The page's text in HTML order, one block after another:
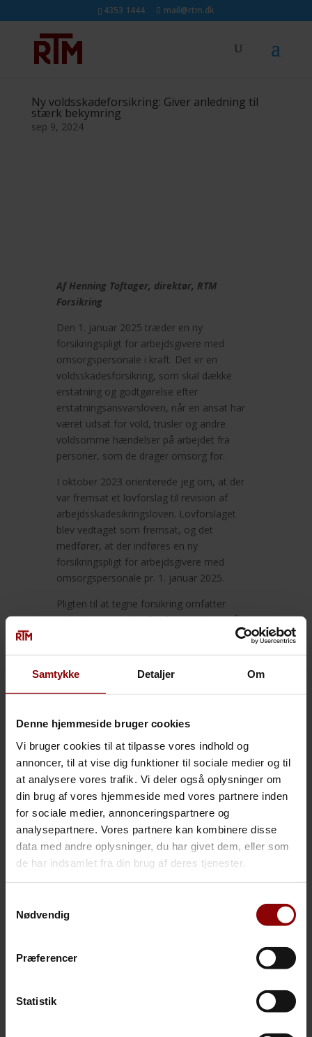
Samtykke Detaljer Om
Denne hjemmeside bruger cookies
Vi bruger cookies til at tilpasse vores indhold og
annoncer, til at vise dig funktioner til sociale medier og til
at analysere vores trafik. Vi deler også oplysninger om
din brug af vores hjemmeside med vores partnere inden
for sociale medier, annonceringspartnere og
analysepartnere. Vores partnere kan kombinere disse
data med andre oplysninger, du har givet dem, eller som
de har indsamlet fra din brug af deres tjenester.
Nødvendig
Præferencer
Statistik
4353 1444 mail@rtm.dk
Ny voldsskadeforsikring: Giver anledning til
stærk bekymring
sep 9, 2024
Af Henning Toftager, direktør, RTM
Forsikring
Den 1. januar 2025 træder en ny
forsikringspligt for arbejdsgivere med
omsorgspersonale i kraft. Det er en
voldsskadesforsikring, som skal dække
erstatning og godtgørelse efter
erstatningsansvarsloven, når en ansat har
været udsat for vold, trusler og andre
voldsomme hændelser på arbejdet fra
personer, som de drager omsorg for.
I oktober 2023 orienterede jeg om, at der
var fremsat et lovforslag til revision af
arbejdsskadesikringsloven. Lovforslaget
blev vedtaget som fremsat, og det
medfører, at der indføres en ny
forsikringspligt for arbejdsgivere med
omsorgspersonale pr. 1. januar 2025.
Pligten til at tegne forsikring omfatter
arbejdsgivere inden for det sociale område,
undervisningsinstitutioner.
Øvrige arbejdsgivere kan vælge at tegne en
voldsskadeforsikring, men er ikke
ansatte, der bliver udsat for vold, en lettere
adgang til fuld erstatning og godtgørelse,
dvs. efter både arbejdsskadesikringsloven
og erstatningsansvarsloven.
Det gælder f.eks. godtgørelse for svie og
smerte samt erstatning for tabt
arbejdsfortjeneste efter
erstatningsansvarsloven, som ikke ydes
RTM har i forløbet udtrykt en stærk
ansvarsforskydningen – vi frygter, at den
Det undrer undertegnede, at private og